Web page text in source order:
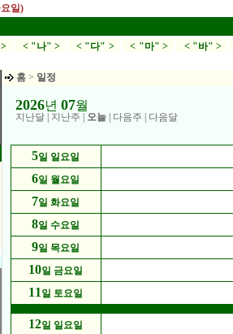
일)
< "나" > < "다" > < "마" > < "바" >
홈 > 일정
2026년 07월
지난달 지난주 오늘 다음주 다음달
5일 일요일
6일 월요일
7일 화요일
8일 수요일
9일 목요일
10일 금요일
11 일 토요일
12일 일요일